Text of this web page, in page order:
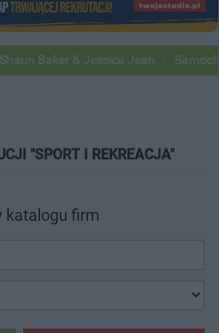
Baker & Jessica Jean
"SPORT I REKREACJA"
katalogu firm